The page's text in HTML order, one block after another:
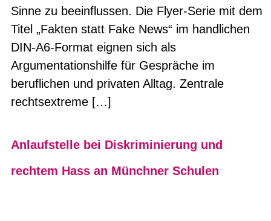
Sinne zu beeinflussen. Die Flyer-Serie mit dem
Titel „Fakten statt Fake News“ im handlichen
DIN-A6-Format eignen sich als
Argumentationshilfe für Gespräche im
beruflichen und privaten Alltag. Zentrale
rechtsextreme […]
Anlaufstelle bei Diskriminierung und
rechtem Hass an Münchner Schulen